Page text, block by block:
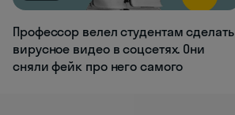
Профессор велел студентам сделать
вирусное видео в соцсетях. Они
сняли фейк про него самого